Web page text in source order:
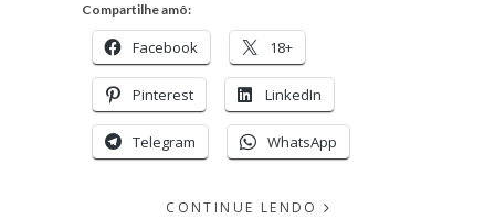
Compartilhe amô:
Facebook 18+
Pinterest LinkedIn
Telegram WhatsApp
CONTINUE LENDO